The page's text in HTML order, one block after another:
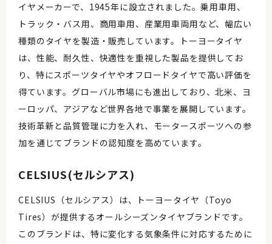
イヤメーカーで、1945年に設立されました。乗用車用、
トラック・バス用、商用車用、産業用車両用など、幅広い
種類のタイヤを製造・販売しています。トーヨータイヤ
は、性能、耐久性、快適性を重視した製品を提供してお
り、特にスポーツタイヤやオフロードタイヤで高い評価を
得ています。グローバル市場にも進出しており、北米、ヨ
ーロッパ、アジアなど世界各地で事業を展開しています。
技術革新と品質管理に力を入れ、モータースポーツへの参
加を通じてブランドの認知度を高めています。
CELSIUS(セルシアス)
CELSIUS（セルシアス）は、トーヨータイヤ（Toyo
Tires）が提供するオールシーズンタイヤブランドです。
このブランドは、特に変化する気象条件に対応するために